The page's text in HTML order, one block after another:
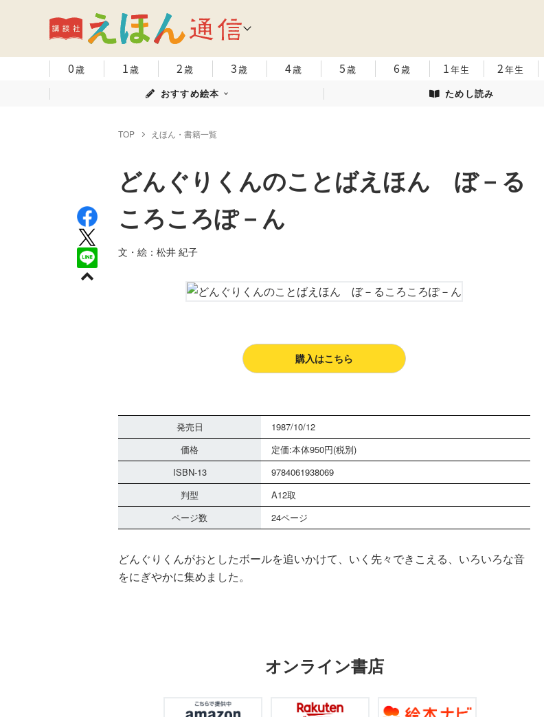
0歳 1歳 2歳 3歳 4歳 5歳 6歳 1年生 2年生
おすすめ絵本
ためし読み
TOP えほん・書籍一覧
どんぐりくんのことばえほん ぼ－る
ころころぽ－ん
文・絵：松井 紀子
購入はこちら
発売日
1987/10/12
価格
定価:本体950円(税別)
ISBN-13
9784061938069
判型
A12取
ページ数
24ページ
どんぐりくんがおとしたボールを追いかけて、いく先々できこえる、いろいろな音
をにぎやかに集めました。
オンライン書店